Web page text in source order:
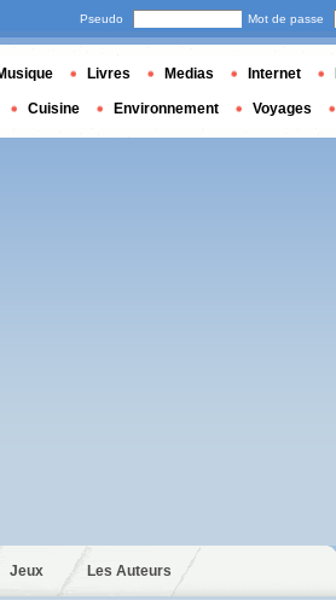
Jeux Les Auteurs
Pseudo Mot de passe
Livres Medias Internet
Cuisine Environnement Voyages